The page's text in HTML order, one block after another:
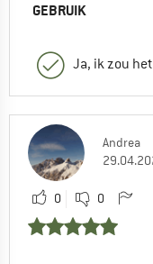
GEBRUIK
Ja, ik zou
Andrea
0 0